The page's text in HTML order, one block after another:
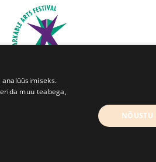
muu teabega,
NÕUSTU